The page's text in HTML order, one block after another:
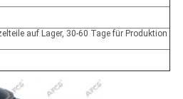
auf Lager, 30-60 Tage für Produktion